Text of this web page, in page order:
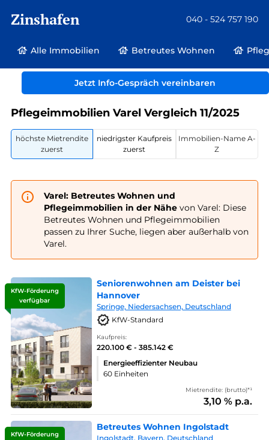
Zinshafen 040 - 524 757 190
Alle Immobilien Betreutes Wohnen
Jetzt Info-Gespräch vereinbaren
Betreutes Wohnen und Pflegeimmobilien Deutschland
Pflegeimmobilien Varel Vergleich 11/2025
höchste Mietrendite
zuerst
niedrigster Kaufpreis
zuerst
Immobilien-Name A-
Z
Varel: Betreutes Wohnen und
Pflegeimmobilien in der Nähevon Varel: Diese
Betreutes Wohnen und Pflegeimmobilien
passen zu Ihrer Suche, liegen aber außerhalb von
Varel.
KfW-Förderung
verfügbar
Seniorenwohnen am Deister bei
Hannover
Springe, Niedersachsen, Deutschland
KfW-Standard
Kaufpreis:
220.100 € - 385.142 €
Energieeffizienter Neubau
60 Einheiten
Mietrendite: (brutto)*¹
3,10 % p.a.
KfW-Förderung
Betreutes Wohnen Ingolstadt
Ingolstadt, Bayern, Deutschland